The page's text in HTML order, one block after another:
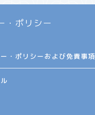
・ポリシー
・ポリシーおよび免責事項